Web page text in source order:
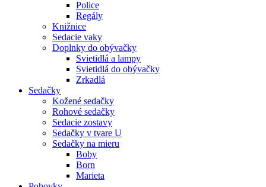
Police
Regály
Knižnice
Sedacie vaky
Doplnky do obývačky
Svietidlá a lampy
Svietidlá do obývačky
Zrkadlá
Sedačky
Kožené sedačky
Rohové sedačky
Sedacie zostavy
Sedačky v tvare U
Sedačky na mieru
Boby
Born
Marieta